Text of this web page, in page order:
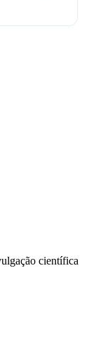
científica